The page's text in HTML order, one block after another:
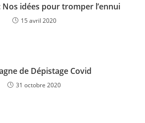
idées pour tromper l’ennui
15 avril 2020
de Dépistage Covid
31 octobre 2020